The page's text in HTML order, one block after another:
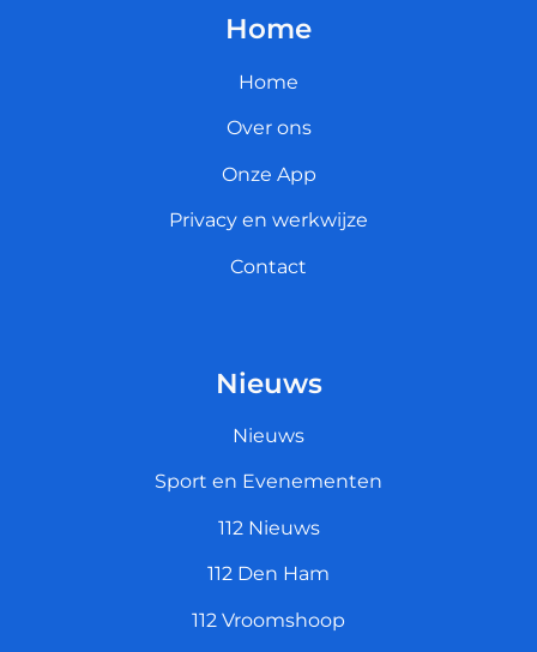
Home
Home
Over ons
Onze App
Privacy en werkwijze
Contact
Nieuws
Nieuws
Sport en Evenementen
112 Nieuws
112 Den Ham
112 Vroomshoop